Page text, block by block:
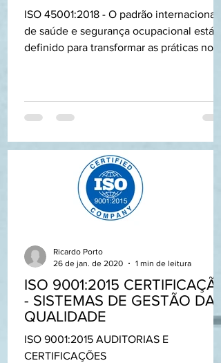
ISO 45001:2018 - O padrão internacional
de saúde e segurança ocupacional está
definido para transformar as práticas no
ISO 9001:2015 CERTIFICAÇÃO
- SISTEMAS DE GESTÃO DA
QUALIDADE
ISO 9001:2015 AUDITORIAS E
CERTIFICAÇÕES
Ricardo Porto
26 de jan. de 2020
1 min de leitura